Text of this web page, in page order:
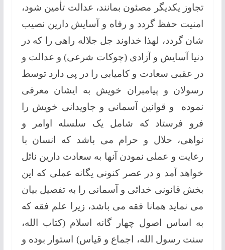
تجاوز یکدیگر مصئون بمانند، عدالت تأمین شود،
امنیت حفظ گردد و رفاه و آسایش دارین نصیب
شان گردد، لهذا خداوند جل جلاله راهی را که در
دنیا آسایش و آزادی (چوکات شرعی) و عدالت و
در عقبی سعادت و کامیابی را در پی دارد توسط
رسولان و پیامبران خویش به ایشان معرفی
نموده و قوانین آسمانی و جاویدانی خویش را
فرو فرستاد که شامل یک سلسله اوامر و
نواهی، حلال و حرام می باشد که انسان با
رعایت و عملی نمودن آنها به سعادت دارین نائل
خواهد آمد و در عصر کنونی یگانه عملی که این
بخش قانونی خدائی و آسمانی را به تفصیل بیان
می نماید همانا فقه می باشد، زیرا علم فقه که
به اساس اصول چهار گانه اسلام (کتاب الله،
سنت رسول الله، اجماع و قیاس) استوار بوده و